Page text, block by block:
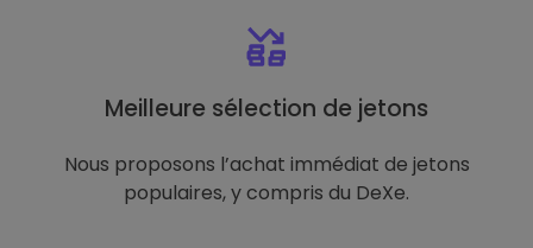
Meilleure sélection de jetons
Nous proposons l’achat immédiat de jetons
populaires, y compris du DeXe.